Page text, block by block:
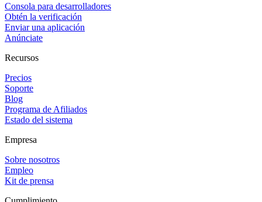
Consola para desarrolladores
Obtén la verificación
Enviar una aplicación
Anúnciate
Recursos
Precios
Soporte
Blog
Programa de Afiliados
Estado del sistema
Empresa
Sobre nosotros
Empleo
Kit de prensa